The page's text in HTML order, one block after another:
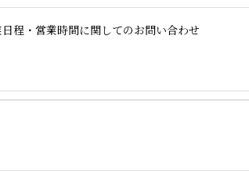
程・営業時間に関してのお問い合わせ